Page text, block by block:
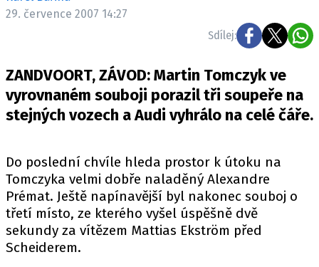
TESTY ELEKTROMOBILŮ
TRH S ELEKTROMOBILY
RALLY
TISKOVKY
ROZHOVORY
DAKAR
Z DOMOVA
29. července 2007 14:27
Sdílej:
ZANDVOORT, ZÁVOD: Martin Tomczyk ve
vyrovnaném souboji porazil tři soupeře na
stejných vozech a Audi vyhrálo na celé čáře.
Do poslední chvíle hleda prostor k útoku na
Tomczyka velmi dobře naladěný Alexandre
Prémat. Ještě napínavější byl nakonec souboj o
třetí místo, ze kterého vyšel úspěšně dvě
sekundy za vítězem Mattias Ekström před
Scheiderem.